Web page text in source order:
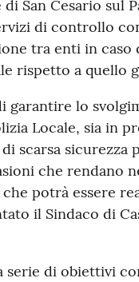
San Cesario sul
di controllo
tra enti in caso
rispetto a quello
garantire lo
Locale, sia in
scarsa sicurezza
che rendano
potrà essere
il Sindaco di
serie di obiettivi